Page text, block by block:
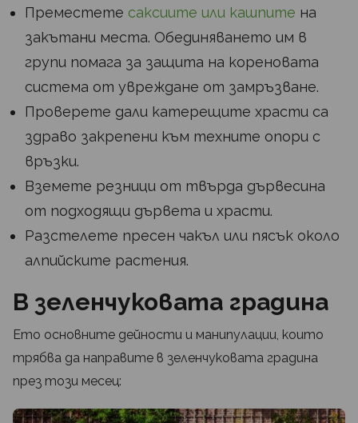
Преместете саксиите или кашпите на
закътани места. Обединяването им в
групи помага за защита на кореновата
система от увреждане от замръзване.
Проверете дали катерещите храсти са
здраво закрепени към техните опори с
връзки.
Вземете резници от твърда дървесина
от подходящи дървета и храсти.
Разстелете пресен чакъл или пясък около
алпийските растения.
В зеленчуковата градина
Ето основните дейности и манипулации, които
трябва да направите в зеленчуковата градина
през този месец: